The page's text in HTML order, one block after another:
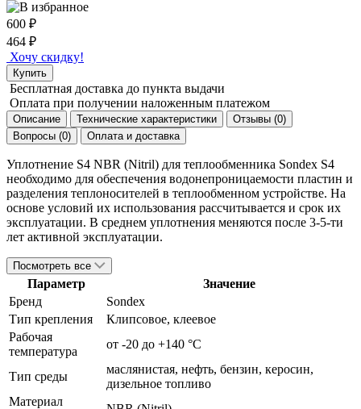
600 ₽
464 ₽
Хочу скидку!
Купить
Бесплатная доставка до пункта выдачи
Оплата при получении наложенным платежом
Описание Технические характеристики
Отзывы (0)
Вопросы (0)
Оплата и доставка
Уплотнение S4 NBR (Nitril) для теплообменника Sondex S4
необходимо для обеспечения водонепроницаемости пластин и
разделения теплоносителей в теплообменном устройстве. На
основе условий их использования рассчитывается и срок их
эксплуатации. В среднем уплотнения меняются после 3-5-ти
лет активной эксплуатации.
Посмотреть все
Параметр
Значение
Бренд
Sondex
Тип крепления
Клипсовое, клеевое
Рабочая
температура
от -20 до +140 °С
Тип среды
маслянистая, нефть, бензин, керосин,
дизельное топливо
Материал